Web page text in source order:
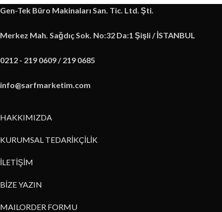
Gen-Tek Büro Makinaları San. Tic. Ltd. Şti.
Merkez Mah. Sağdıç Sok. No:32 Da:1 Şişli / İSTANBUL
0212 - 219 0609 / 219 0685
info@sarfmarketim.com
HAKKIMIZDA
KURUMSAL TEDARİKÇİLİK
İLETİŞİM
BİZE YAZIN
MAILORDER FORMU